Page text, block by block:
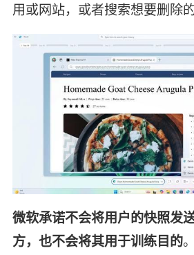
用或网站，或者搜索想要删除的
微软承诺不会将用户的快照发
方，也不会将其用于训练目的